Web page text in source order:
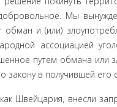
Мы
и (или)
ассоциацией
путем обмана или
закону в получившей его
Швейцария, внесли